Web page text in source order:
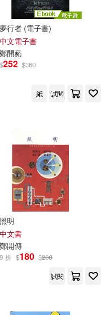
劉同山
子(1)
賦新，劉
丹(1)
夢行者 (電子書)
中文電子書
鄭開蘋
$252 $360
紙 試閱
照明
中文書
鄭開傳
9 折 $180 $200
試閱